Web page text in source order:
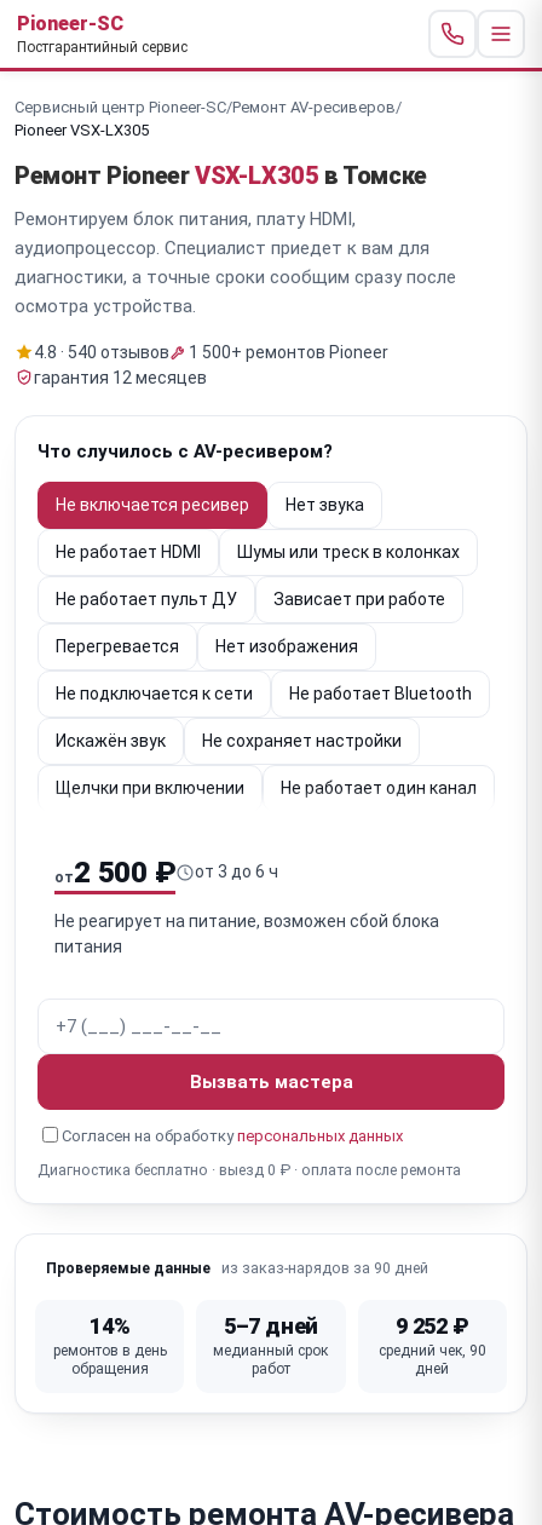
Pioneer-SC
Постгарантийный сервис
Сервисный центр Pioneer-SC/Ремонт AV-ресиверов/
Pioneer VSX-LX305
Ремонт PioneerVSX-LX305 в Томске
Ремонтируем блок питания, плату HDMI,
аудиопроцессор. Специалист приедет к вам для
диагностики, а точные сроки сообщим сразу после
осмотра устройства.
4.8 · 540 отзывов
1 500+ ремонтов Pioneer
гарантия 12 месяцев
Что случилось с AV-ресивером?
Не включается ресивер Нет звука
Не работает HDMI Шумы или треск в колонках
Не работает пульт ДУ Зависает при работе
Перегревается Нет изображения
Не подключается к сети Не работает Bluetooth
Искажён звук Не сохраняет настройки
Щелчки при включении Не работает один канал
от2 500 ₽ от 3 до 6 ч
Не реагирует на питание, возможен сбой блока
питания
Вызвать мастера
Согласен на обработкуперсональных данных
Диагностика бесплатно · выезд 0 ₽ · оплата после ремонта
Проверяемые данные из заказ-нарядов за 90 дней
14%
ремонтов в день
обращения
5–7 дней
медианный срок
работ
9 252 ₽
средний чек, 90
дней
Стоимость ремонта AV-ресивера